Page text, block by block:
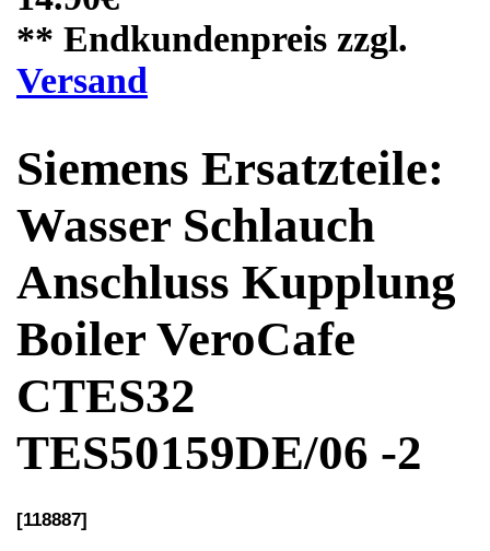
Siemens Ersatzteile:
Wasser Schlauch
Anschluss Kupplung
Boiler VeroCafe
CTES32
TES50159DE/06 -2
[118887]
** Der angegebene Preis ist ein Endpreis zzgl.
Versandkosten. Gemäß § 19 UStG erheben wir
keine Umsatzsteuer und weisen diese folglich
auch nicht aus (Kleinunternehmerstatus)
Ersatzteile Gebrauchteware